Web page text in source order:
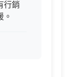
行銷
。